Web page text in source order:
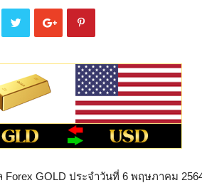
Forex GOLD ประจำวันที่ 6 พฤษภาคม